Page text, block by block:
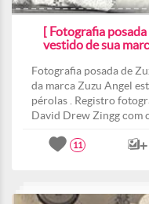
[ Fotografia
vestido de sua
Fotografia posada de
da marca Zuzu Angel
pérolas . Registro
David Drew Zingg com
11